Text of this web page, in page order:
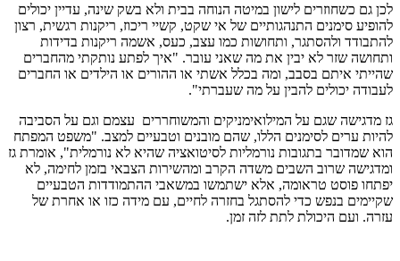
לכן גם כשחוזרים לישון במיטה הנוחה בבית ולא בשק שינה, עדיין יכולים
להופיע סימנים התנהגותיים של אי שקט, קשיי ריכוז, ריקנות רגשית, רצון
להתבודד ולהסתגר, ותחושות כמו עצב, כעס, אשמה ריקנות בדידות
ותחושה שזר לא יבין את מה שאני עובר. "איך לפתע נותקתי מהחברים
שהייתי איתם בסבב, ומה בכלל אשתי או ההורים או הילדים או החברים
לעבודה יכולים להבין על מה שעברתי".
גז מדגישה שגם על המילואימניקים והמשוחררים עצמם וגם על הסביבה
להיות ערים לסימנים הללו, שהם מובנים וטבעיים למצב. "משפט המפתח
הוא שמדובר בתגובות נורמליות לסיטואציה שהיא לא נורמלית", אומרת גז
ומדגישה שרוב השבים משדה הקרב ומהשירות הצבאי בזמן לחימה, לא
יפתחו פוסט טראומה, אלא ישתמשו במשאבי ההתמודדות הטבעיים
שקיימים בנפש כדי להסתגל בחזרה לחיים, עם מידה כזו או אחרת של
עזרה. ועם היכולת לתת לזה זמן.